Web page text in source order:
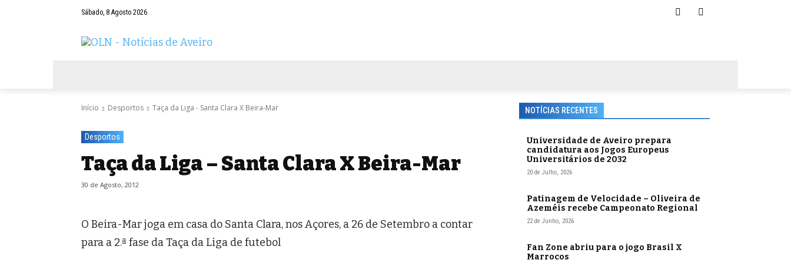
Sábado, 8 Agosto 2026
Início Desportos Taça da Liga - Santa Clara X Beira-Mar
Desportos
Taça da Liga – Santa Clara X Beira-Mar
30 de Agosto, 2012
O Beira-Mar joga em casa do Santa Clara, nos Açores, a 26 de Setembro a contar
para a 2.ª fase da Taça da Liga de futebol
NOTÍCIAS RECENTES
Universidade de Aveiro prepara
candidatura aos Jogos Europeus
Universitários de 2032
20 de Julho, 2026
Patinagem de Velocidade – Oliveira de
Azeméis recebe Campeonato Regional
22 de Junho, 2026
Fan Zone abriu para o jogo Brasil X
Marrocos